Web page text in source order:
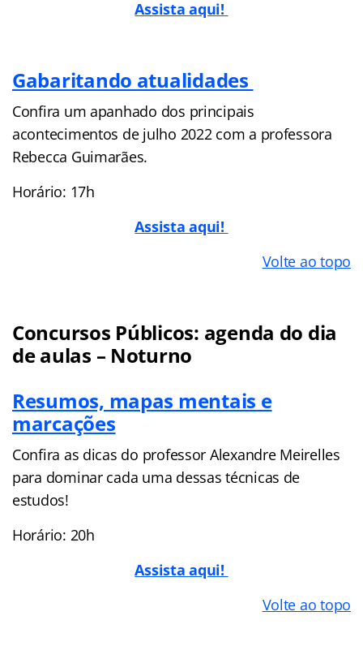
Assista aqui!
Gabaritando atualidades
Confira um apanhado dos principais
acontecimentos de julho 2022 com a professora
Rebecca Guimarães.
Horário: 17h
Assista aqui!
Volte ao topo
Concursos Públicos: agenda do dia
de aulas – Noturno
Resumos, mapas mentais e
marcações
Confira as dicas do professor Alexandre Meirelles
para dominar cada uma dessas técnicas de
estudos!
Horário: 20h
Assista aqui!
Volte ao topo